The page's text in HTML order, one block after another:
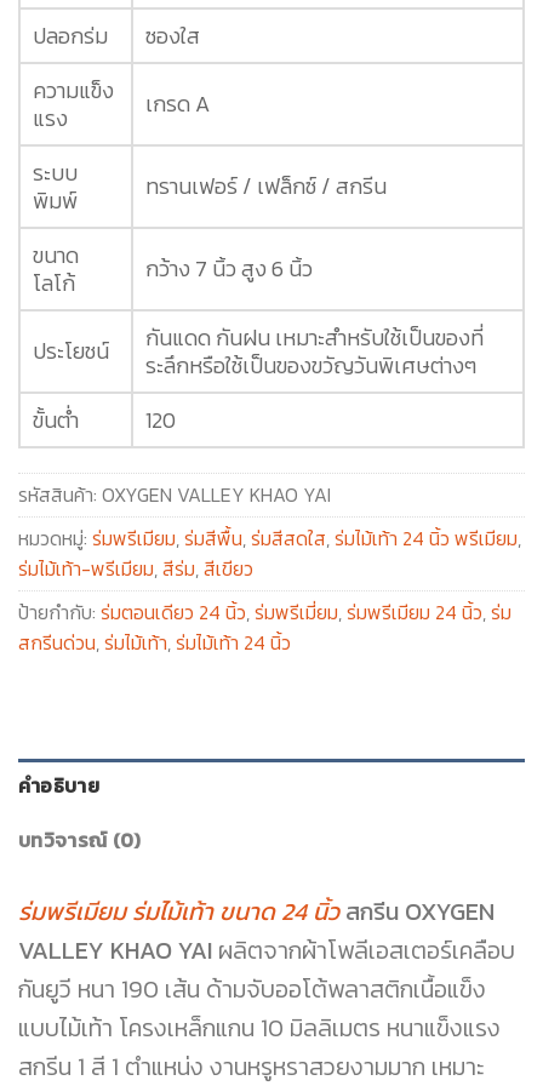
ปลอกร่ม
ซองใส
ความแข็ง
แรง
เกรด A
ระบบ
พิมพ์
ทรานเฟอร์ / เฟล็กซ์ / สกรีน
ขนาด
โลโก้
กว้าง 7 นิ้ว สูง 6 นิ้ว
ประโยชน์
กันแดด กันฝน เหมาะสำหรับใช้เป็นของที่
ระลึกหรือใช้เป็นของขวัญวันพิเศษต่างๆ
ขั้นต่ำ
120
รหัสสินค้า: OXYGEN VALLEY KHAO YAI
หมวดหมู่: ร่มพรีเมียม,ร่มสีพื้น,ร่มสีสดใส,ร่มไม้เท้า 24 นิ้ว พรีเมียม,
ร่มไม้เท้า-พรีเมียม,สีร่ม,สีเขียว
ป้ายกำกับ: ร่มตอนเดียว 24 นิ้ว,ร่มพรีเมี่ยม,ร่มพรีเมียม 24 นิ้ว,ร่ม
สกรีนด่วน,ร่มไม้เท้า,ร่มไม้เท้า 24 นิ้ว
คำอธิบาย
บทวิจารณ์ (0)
ร่มพรีเมียม ร่มไม้เท้า ขนาด 24 นิ้วสกรีน OXYGEN
VALLEY KHAO YAI ผลิตจากผ้าโพลีเอสเตอร์เคลือบ
กันยูวี หนา 190 เส้น ด้ามจับออโต้พลาสติกเนื้อแข็ง
แบบไม้เท้า โครงเหล็กแกน 10 มิลลิเมตร หนาแข็งแรง
สกรีน 1 สี 1 ตำแหน่ง งานหรูหราสวยงามมาก เหมาะ